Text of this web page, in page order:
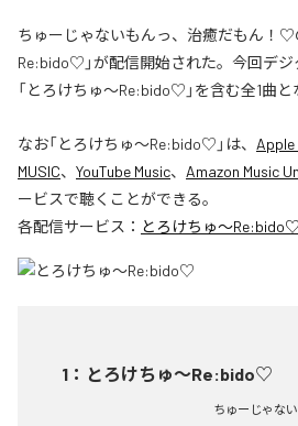
ちゅーじゃないもんっ、治癒だもん！♡
Re:bido♡」が配信開始された。今回デジ
「とろけちゅ〜Re:bido♡」を含む全1曲と
なお「とろけちゅ〜Re:bido♡ 」は、 Apple
MUSIC、 YouTube Music、 Amazon Music
ービスで聴くことができる。
各配信サービス： とろけちゅ〜Re:bido♡
1 ： とろけちゅ〜Re:bido♡
ちゅーじゃな